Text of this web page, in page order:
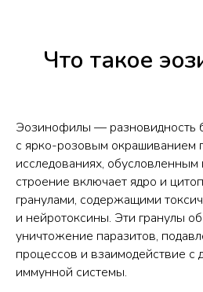
Что такое
Эозинофилы — разновидность
с ярко-розовым окрашиванием
исследованиях,
строение включает ядро и
гранулами, содержащими
и нейротоксины. Эти гранулы
уничтожение паразитов,
процессов и взаимодействие с
иммунной системы.